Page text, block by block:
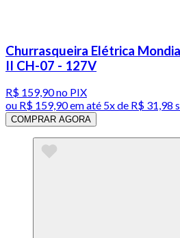
Churrasqueira Elétrica
II CH-07 - 127V
R$ 159,90no PIX
ou R$ 159,90em até 5x de R$ 31,98
COMPRAR AGORA